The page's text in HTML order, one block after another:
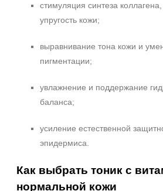
Объём
2 шт
20 мл
Ингредиенты
Показать еще
стимуляция синтеза
упругость кожи;
выравнивание тона кожи и
пигментации;
увлажнение и поддержание
баланса;
усиление естественной
эпидермиса.
Как выбрать тоник с
нормальной кожи